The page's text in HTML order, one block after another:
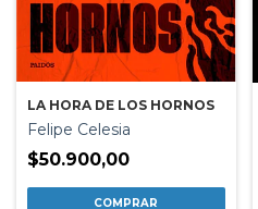
LA HORA DE LOS HORNOS
Felipe Celesia
$50.900,00